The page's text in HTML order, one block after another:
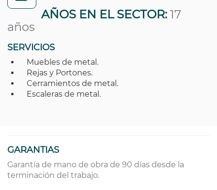
AÑOS EN EL SECTOR: 17
años
SERVICIOS
Muebles de metal.
Rejas y Portones.
Cerramientos de metal.
Escaleras de metal.
GARANTIAS
Garantía de mano de obra de 90 días desde la
terminación del trabajo.